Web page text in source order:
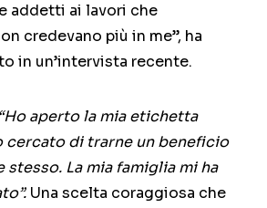
addetti ai lavori che
credevano più in me”, ha
in un’intervista recente.
“Ho aperto la mia etichetta
cercato di trarne un beneficio
stesso. La mia famiglia mi ha
Una scelta coraggiosa che